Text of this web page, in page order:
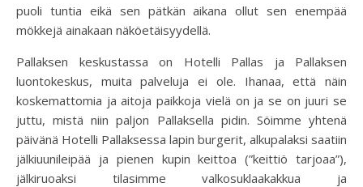
puoli tuntia eikä sen pätkän aikana ollut sen enempää
mökkejä ainakaan näköetäisyydellä.
Pallaksen keskustassa on Hotelli Pallas ja Pallaksen
luontokeskus, muita palveluja ei ole. Ihanaa, että näin
koskemattomia ja aitoja paikkoja vielä on ja se on juuri se
juttu, mistä niin paljon Pallaksella pidin. Söimme yhtenä
päivänä Hotelli Pallaksessa lapin burgerit, alkupalaksi saatiin
jälkiuunileipää ja pienen kupin keittoa (”keittiö tarjoaa”),
jälkiruoaksi tilasimme valkosuklaakakkua ja